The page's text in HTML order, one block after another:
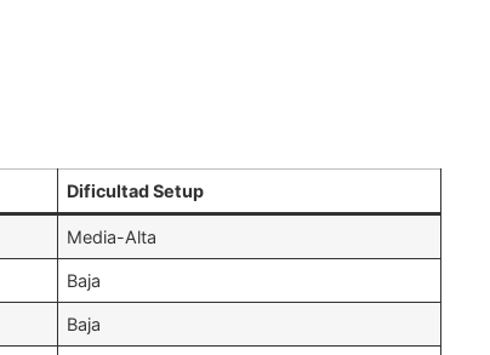
Dificultad Setup
Media-Alta
Baja
Baja